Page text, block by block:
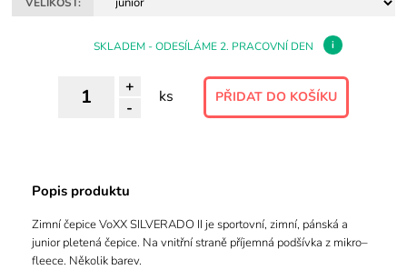
SKLADEM - ODESÍLÁME 2. PRACOVNÍ DEN i
+
-
ks
Popis produktu
Zimní čepice VoXX SILVERADO II je sportovní, zimní, pánská a
junior pletená čepice. Na vnitřní straně příjemná podšívka z mikro–
fleece. Několik barev.